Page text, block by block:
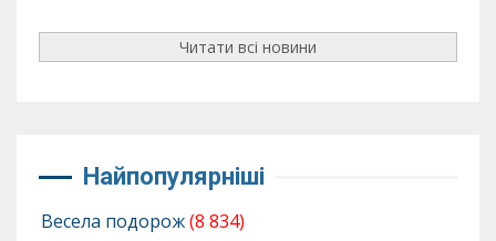
Читати всі новини
Найпопулярніші
Весела подорож(8 834)